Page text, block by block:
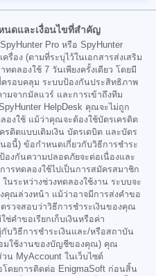
นดและเงื่อนไขที่สำคัญ
Pro หรือ SpyHunter
อง (ตามที่ระบุไว้ในเอกสารส่งเสริม
ดลองใช้ 7 วันเพียงครั้งเดียว โดยมี
รอบคลุม ระบบป้องกันประสิทธิภาพ
มจากมัลแวร์ และการเข้าถึงทีม
HelpDesk คุณจะไม่ถูก
ลองใช้ แม้ว่าคุณจะต้องใช้บัตรเครดิต
รดิตแบบเติมเงิน บัตรเดบิต และบัตร
อนี้) ข้อกำหนดเกี่ยวกับวิธีการชำระ
องกันความปลอดภัยจะต่อเนื่องและ
ารทดลองใช้ไปเป็นการสมัครสมาชิก
ระหว่างช่วงทดลองใช้งาน ระบบจะ
งคุณล่วงหน้า แม้ว่าอาจมีการส่งคำขอ
รวจสอบว่าวิธีการชำระเงินของคุณ
คำขอเรียกเก็บเงินหรือค่า
บวิธีการชำระเงินและ/หรือสถาบัน
มใช้งานของบัญชีของคุณ) คุณ
น MyAccount ในเว็บไซต์
ดยการติดต่อ EnigmaSoft ก่อนสิ้น